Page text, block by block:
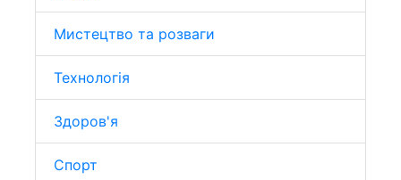
Мистецтво та розваги
Технологія
Здоров'я
Спорт